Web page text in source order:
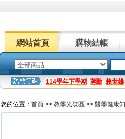
網站首頁 購物結帳
114學年下學期 蔣勳 賴世雄
您的位置： 首頁 >> 教學光碟區 >> 醫學健康